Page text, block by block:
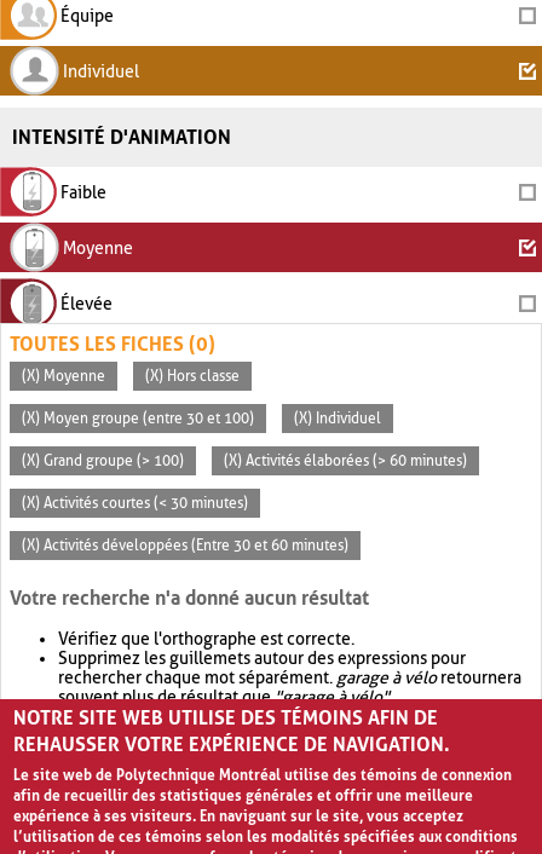
Équipe
Individuel
INTENSITÉ D'ANIMATION
Faible
Moyenne
Élevée
TOUTES LES FICHES (0)
(X) Moyenne (X) Hors classe
(X) Moyen groupe (entre 30 et 100) (X) Individuel
(X) Grand groupe (> 100) (X) Activités élaborées (> 60 minutes)
(X) Activités courtes (< 30 minutes)
(X) Activités développées (Entre 30 et 60 minutes)
Votre recherche n'a donné aucun résultat
Vérifiez que l'orthographe est correcte.
Supprimez les guillemets autour des expressions pour
rechercher chaque mot séparément. garage à véloretournera
souvent plus de résultat que"garage à vélo".
Envisagez d'élargir votre recherche avec OR.garage OR vélo
retournera souvent plus de résultat quegarage à vélo
NOTRE SITE WEB UTILISE DES TÉMOINS AFIN DE
REHAUSSER VOTRE EXPÉRIENCE DE NAVIGATION.
Le site web de Polytechnique Montréal utilise des témoins de connexion
afin de recueillir des statistiques générales et offrir une meilleure
expérience à ses visiteurs. En naviguant sur le site, vous acceptez
l’utilisation de ces témoins selon les modalités spécifiées aux conditions